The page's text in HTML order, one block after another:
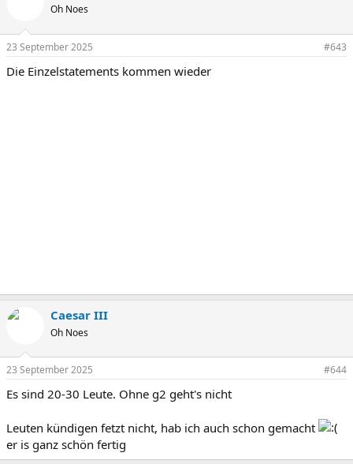
Oh Noes
23 September 2025 #643
Die Einzelstatements kommen wieder
Caesar III
Oh Noes
23 September 2025 #644
Es sind 20-30 Leute. Ohne g2 geht's nicht
Leuten kündigen fetzt nicht, hab ich auch schon gemacht
er is ganz schön fertig